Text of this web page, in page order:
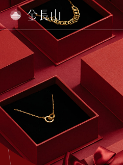
婚嫁金飾
純金首飾
純金擺件
鉑金首飾